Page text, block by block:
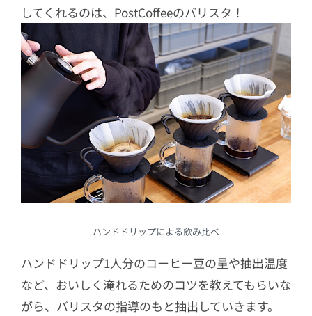
してくれるのは、PostCoffeeのバリスタ！
ハンドドリップによる飲み比べ
ハンドドリップ1人分のコーヒー豆の量や抽出温度
など、おいしく淹れるためのコツを教えてもらいな
がら、バリスタの指導のもと抽出していきます。